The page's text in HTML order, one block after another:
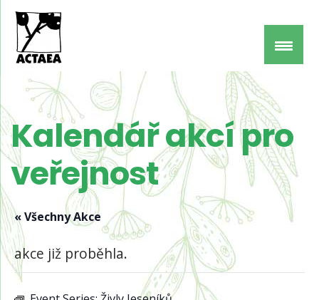
Kalendář akcí pro
veřejnost
« Všechny Akce
akce již proběhla.